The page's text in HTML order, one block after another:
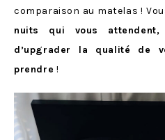
comparaison au matelas !
nuits qui vous
d’upgrader la qualité de
prendre !